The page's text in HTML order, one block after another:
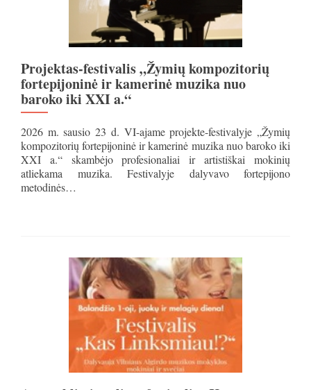
Projektas-festivalis „Žymių kompozitorių
fortepijoninė ir kamerinė muzika nuo
baroko iki XXI a.“
2026 m. sausio 23 d. VI-ajame projekte-festivalyje „Žymių
kompozitorių fortepijoninė ir kamerinė muzika nuo baroko iki
XXI a.“ skambėjo profesionaliai ir artistiškai mokinių
atliekama muzika. Festivalyje dalyvavo fortepijono
metodinės…